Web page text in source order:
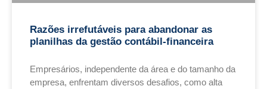
Razões irrefutáveis para abandonar as
planilhas da gestão contábil-financeira
Empresários, independente da área e do tamanho da
empresa, enfrentam diversos desafios, como alta